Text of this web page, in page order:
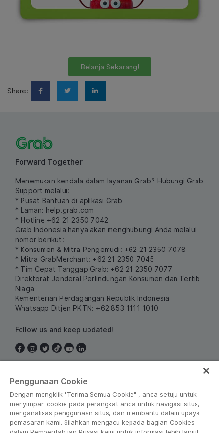
Belanja Sekarang!
Share:
Forward Together
Menemukan kendala dalam layanan Grab? Hubungi Grab
Support melalui:
* Pusat Bantuan di aplikasi Grab
* Laman: help.grab.com
* Hotline +62 21 2350 7042
Grab Indonesia hanya akan menghubungi Anda melalui
nomor berikut:
* Konsumen & Mitra Pengemudi: +62 21 2350 7078
* Mitra GrabMerchant: +62 21 2350 7045
* Tim Cepat Tanggap Grab: +62 21 2350 7077
Direktorat Jenderal Perlindungan Konsumen dan Tertib
Niaga
Kementerian Perdagangan Republik Indonesia
Whatsapp Ditjen PKTN: +62 853 1111 1010
Follow us and keep updated!
Penggunaan Cookie
Dengan mengklik "Terima Semua Cookie" , anda setuju untuk
menyimpan cookie pada perangkat anda untuk navigasi situs,
menganalisas penggunaan situs, dan membantu dalam upaya
pemasaran kami. Silahkan mengacu kepada bagian Cookies